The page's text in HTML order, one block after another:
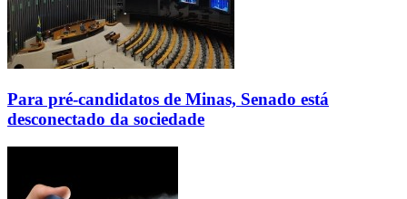
Para pré-candidatos de Minas, Senado está
desconectado da sociedade